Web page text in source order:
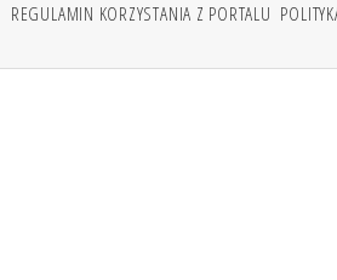
REGULAMIN KORZYSTANIA Z PORTALU